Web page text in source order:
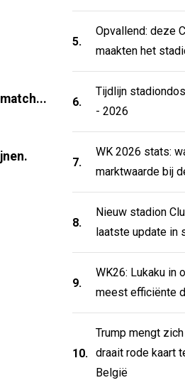
5.
Opvallend: deze
maakten het
6.
Tijdlijn
- 2026
7.
WK 2026 stats:
marktwaarde bij
8.
Nieuw stadion
laatste update in
9.
WK26: Lukaku in
meest efficiënte
10.
Trump mengt
draait rode kaart
België